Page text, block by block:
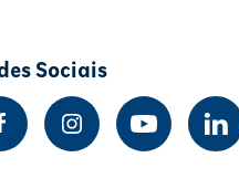
Sociais